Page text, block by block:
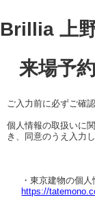
Brillia 上
来場予
ご入力前に必ずご確認
個人情報の取扱いに
き、同意のうえ入力
・東京建物の個人
https://